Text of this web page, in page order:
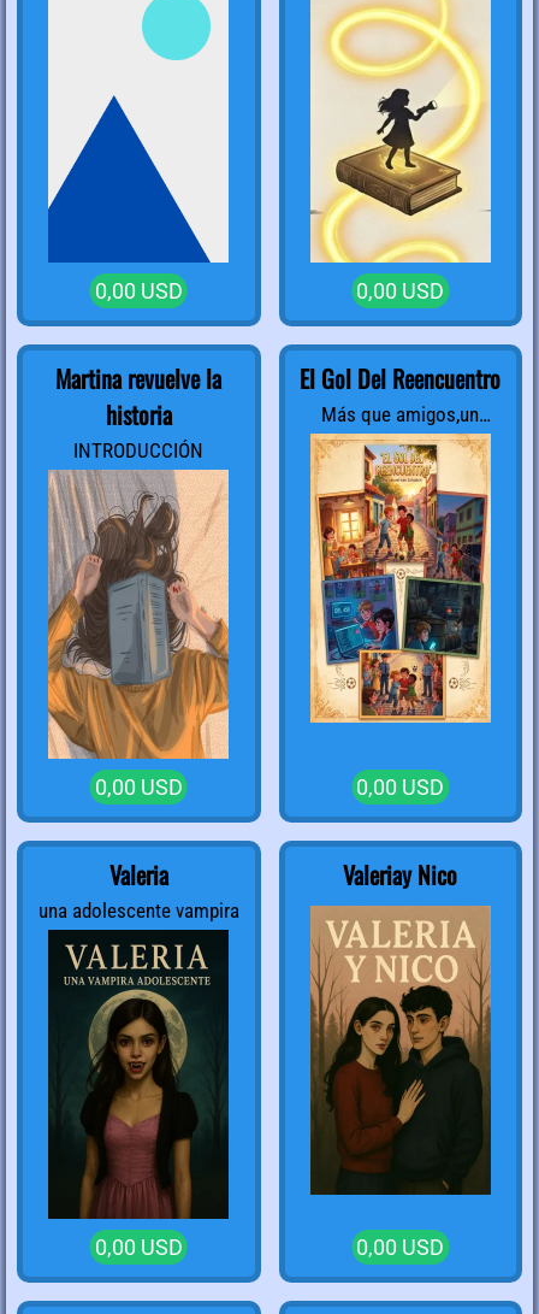
0,00 USD 0,00 USD
Martina revuelve la
historia
INTRODUCCIÓN
0,00 USD
El Gol Del Reencuentro
Más que amigos,un
equipo y la unión
vencieron al miedo
0,00 USD
Valeria
una adolescente vampira
0,00 USD
Valeriay Nico
0,00 USD